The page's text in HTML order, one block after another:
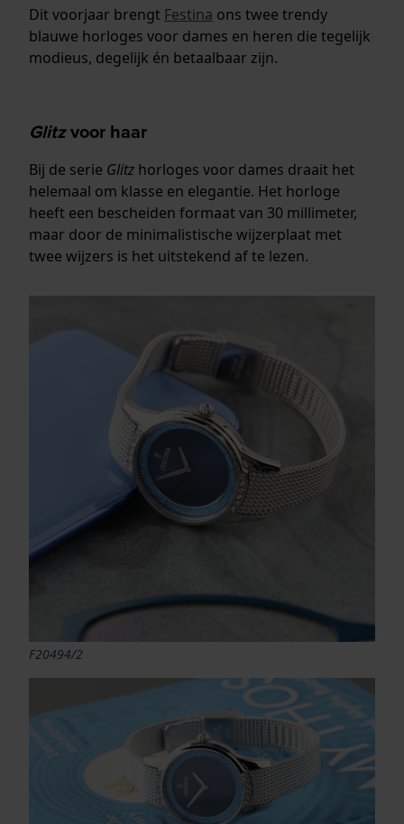
Dit voorjaar brengt Festina ons twee trendy
blauwe horloges voor dames en heren die tegelijk
modieus, degelijk én betaalbaar zijn.
Glitzvoor haar
Bij de serie Glitz horloges voor dames draait het
helemaal om klasse en elegantie. Het horloge
heeft een bescheiden formaat van 30 millimeter,
maar door de minimalistische wijzerplaat met
twee wijzers is het uitstekend af te lezen.
F20494/2